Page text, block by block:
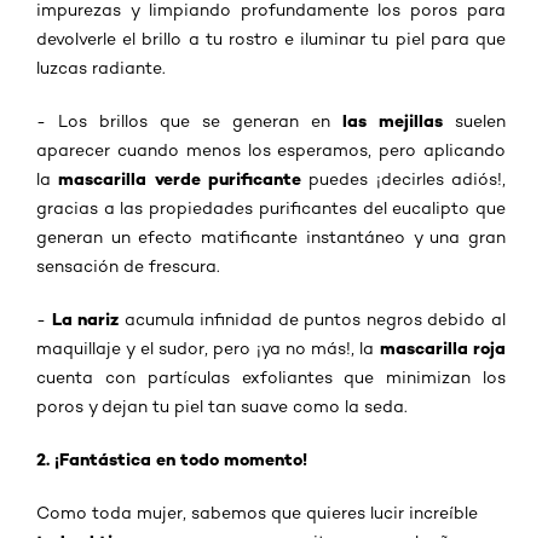
impurezas y limpiando profundamente los poros para
devolverle el brillo a tu rostro e iluminar tu piel para que
luzcas radiante.
- Los brillos que se generan en las mejillas suelen
aparecer cuando menos los esperamos, pero aplicando
lamascarilla verde purificante puedes ¡decirles adiós!,
gracias a las propiedades purificantes del eucalipto que
generan un efecto matificante instantáneo y una gran
sensación de frescura.
- La nariz acumula infinidad de puntos negros debido al
maquillaje y el sudor, pero ¡ya no más!, la mascarilla roja
cuenta con partículas exfoliantes que minimizan los
poros y dejan tu piel tan suave como la seda.
2. ¡Fantástica en todo momento!
Como toda mujer, sabemos que quieres lucir increíble